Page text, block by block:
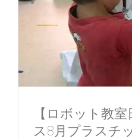
【ロボット教
ス8月プラスチ